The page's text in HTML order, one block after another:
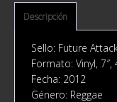
Descripción
Sello: Future
Formato: Vinyl, 7″,
Fecha: 2012
Género: Reggae